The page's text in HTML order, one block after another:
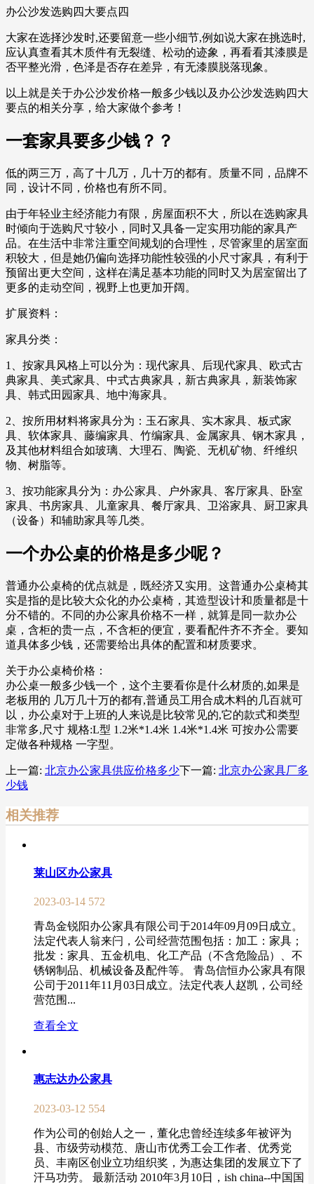
办公沙发选购四大要点四
大家在选择沙发时,还要留意一些小细节,例如说大家在挑选时,
应认真查看其木质件有无裂缝、松动的迹象，再看看其漆膜是
否平整光滑，色泽是否存在差异，有无漆膜脱落现象。
以上就是关于办公沙发价格一般多少钱以及办公沙发选购四大
要点的相关分享，给大家做个参考！
一套家具要多少钱？？
低的两三万，高了十几万，几十万的都有。质量不同，品牌不
同，设计不同，价格也有所不同。
由于年轻业主经济能力有限，房屋面积不大，所以在选购家具
时倾向于选购尺寸较小，同时又具备一定实用功能的家具产
品。在生活中非常注重空间规划的合理性，尽管家里的居室面
积较大，但是她仍偏向选择功能性较强的小尺寸家具，有利于
预留出更大空间，这样在满足基本功能的同时又为居室留出了
更多的走动空间，视野上也更加开阔。
扩展资料：
家具分类：
1、按家具风格上可以分为：现代家具、后现代家具、欧式古
典家具、美式家具、中式古典家具，新古典家具，新装饰家
具、韩式田园家具、地中海家具。
2、按所用材料将家具分为：玉石家具、实木家具、板式家
具、软体家具、藤编家具、竹编家具、金属家具、钢木家具，
及其他材料组合如玻璃、大理石、陶瓷、无机矿物、纤维织
物、树脂等。
3、按功能家具分为：办公家具、户外家具、客厅家具、卧室
家具、书房家具、儿童家具、餐厅家具、卫浴家具、厨卫家具
（设备）和辅助家具等几类。
一个办公桌的价格是多少呢？
普通办公桌椅的优点就是，既经济又实用。这普通办公桌椅其
实是指的是比较大众化的办公桌椅，其造型设计和质量都是十
分不错的。不同的办公家具价格不一样，就算是同一款办公
桌，含柜的贵一点，不含柜的便宜，要看配件齐不齐全。要知
道具体多少钱，还需要给出具体的配置和材质要求。
关于办公桌椅价格：
办公桌一般多少钱一个，这个主要看你是什么材质的,如果是
老板用的 几万几十万的都有,普通员工用合成木料的几百就可
以，办公桌对于上班的人来说是比较常见的,它的款式和类型
非常多,尺寸 规格:L型 1.2米*1.4米 1.4米*1.4米 可按办公需要
定做各种规格 一字型。
上一篇: 北京办公家具供应价格多少下一篇: 北京办公家具厂多
少钱
相关推荐
莱山区办公家具
2023-03-14 572
青岛金锐阳办公家具有限公司于2014年09月09日成立。
法定代表人翁来闩，公司经营范围包括：加工：家具；
批发：家具、五金机电、化工产品（不含危险品）、不
锈钢制品、机械设备及配件等。 青岛信恒办公家具有限
公司于2011年11月03日成立。法定代表人赵凯，公司经
营范围...
查看全文
惠志达办公家具
2023-03-12 554
作为公司的创始人之一，董化忠曾经连续多年被评为
县、市级劳动模范、唐山市优秀工会工作者、优秀党
员、丰南区创业立功组织奖，为惠达集团的发展立下了
汗马功劳。 最新活动 2010年3月10日，ish china--中国国